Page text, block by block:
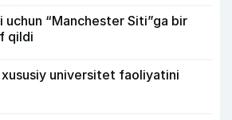
uchun “Manchester Siti”ga bir
qildi
universitet faoliyatini